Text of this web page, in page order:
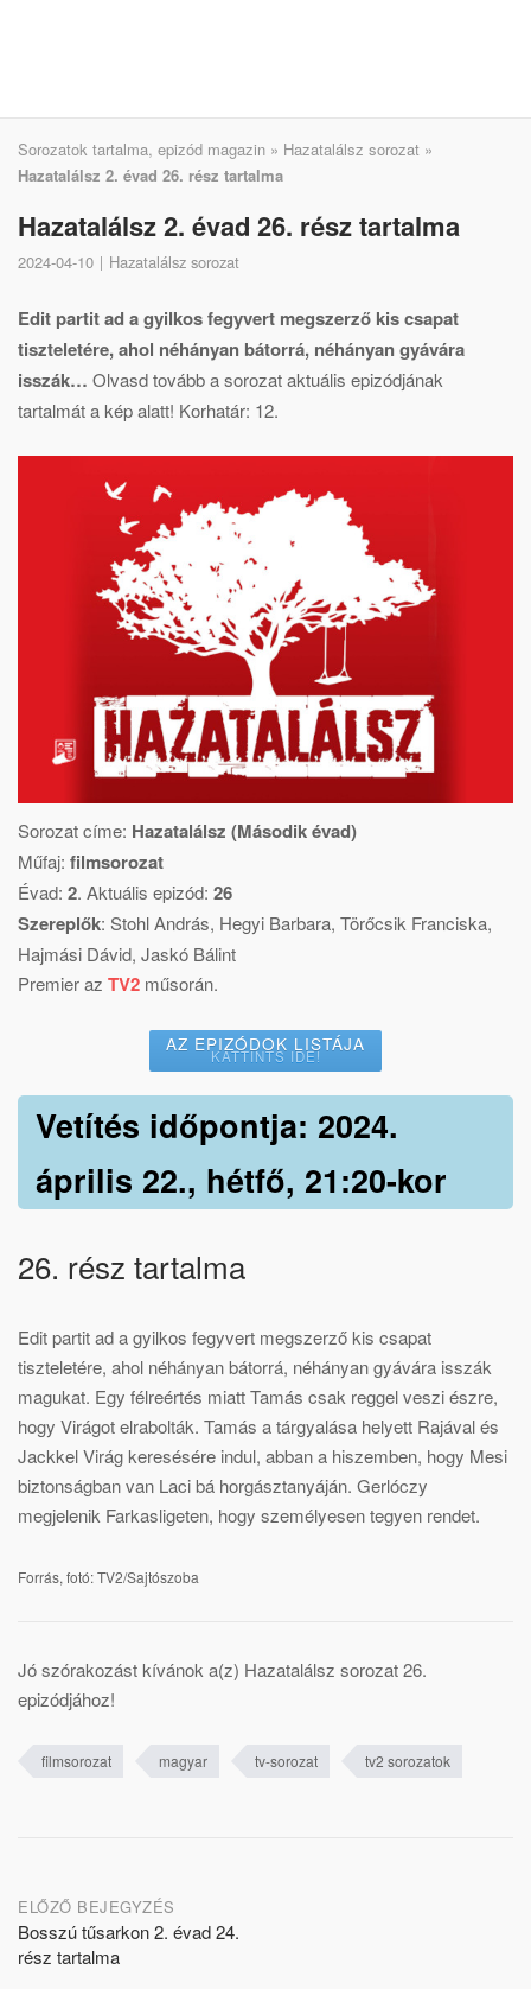
Sorozatok tartalma, epizód magazin » Hazatalálsz sorozat »
Hazatalálsz 2. évad 26. rész tartalma
Hazatalálsz 2. évad 26. rész tartalma
2024-04-10 Hazatalálsz sorozat
Edit partit ad a gyilkos fegyvert megszerző kis csapat
tiszteletére, ahol néhányan bátorrá, néhányan gyávára
isszák… Olvasd tovább a sorozat aktuális epizódjának
tartalmát a kép alatt! Korhatár: 12.
Sorozat címe: Hazatalálsz (Második évad)
Műfaj: filmsorozat
Évad: 2. Aktuális epizód: 26
Szereplők: Stohl András, Hegyi Barbara, Törőcsik Franciska,
Hajmási Dávid, Jaskó Bálint
Premier az TV2 műsorán.
AZ EPIZÓDOK LISTÁJA
KATTINTS IDE!
Vetítés időpontja: 2024.
április 22., hétfő, 21:20-kor
26. rész tartalma
Edit partit ad a gyilkos fegyvert megszerző kis csapat
tiszteletére, ahol néhányan bátorrá, néhányan gyávára isszák
magukat. Egy félreértés miatt Tamás csak reggel veszi észre,
hogy Virágot elrabolták. Tamás a tárgyalása helyett Rajával és
Jackkel Virág keresésére indul, abban a hiszemben, hogy Mesi
biztonságban van Laci bá horgásztanyáján. Gerlóczy
megjelenik Farkasligeten, hogy személyesen tegyen rendet.
Forrás, fotó: TV2/Sajtószoba
Jó szórakozást kívánok a(z) Hazatalálsz sorozat 26.
epizódjához!
filmsorozat magyar tv-sorozat tv2 sorozatok
Post
navigation
ELŐZŐ BEJEGYZÉS
Bosszú tűsarkon 2. évad 24.
rész tartalma